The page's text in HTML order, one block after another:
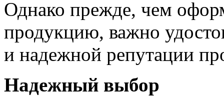
Однако прежде, чем
продукцию, важно
и надежной репутации
Надежный выбор